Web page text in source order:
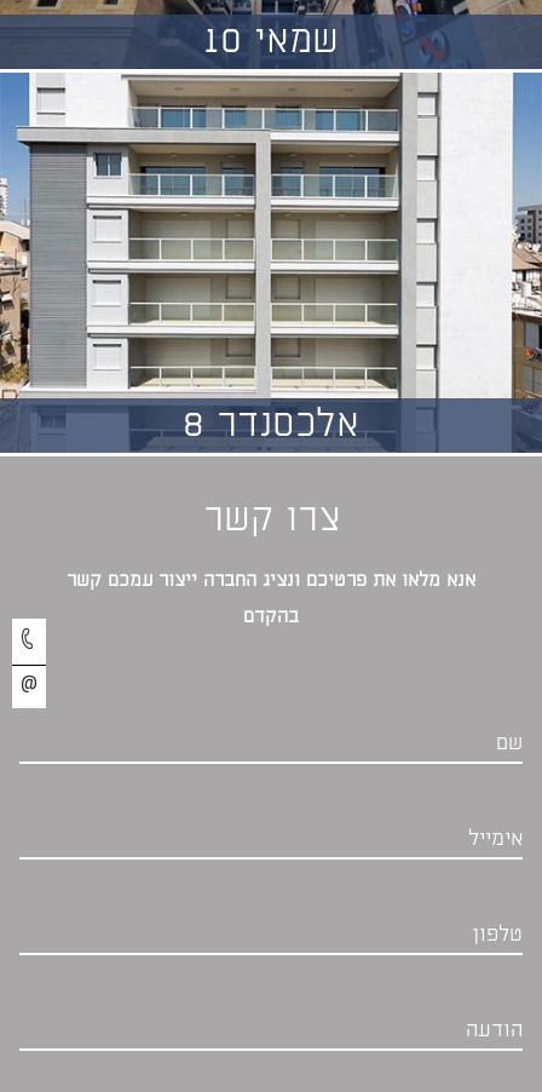
שמאי 10
אלכסנדר 8
צרו קשר
אנא מלאו את פרטיכם ונציג החברה ייצור עמכם קשר
בהקדם‎
שם
אימייל
טלפון
הודעה